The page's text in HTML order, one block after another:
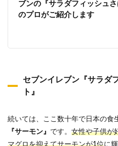
ブンの『サラダフィッシュ
のプロがご紹介します
セブンイレブン『サラダ
ト』
続いては、ここ数十年で日本の食
『サーモン』 です。 女性や子供が
マグロを抑えてサーモンが1位に